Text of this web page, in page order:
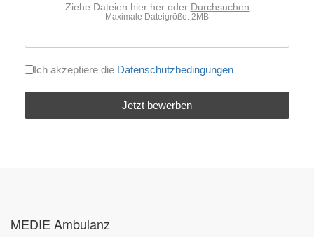
Ziehe Dateien hier her oder Durchsuchen
Maximale Dateigröße: 2MB
Datenschutzbestimmungen*
Ich akzeptiere die Datenschutzbedingungen
Jetzt bewerben
MEDIE Ambulanz